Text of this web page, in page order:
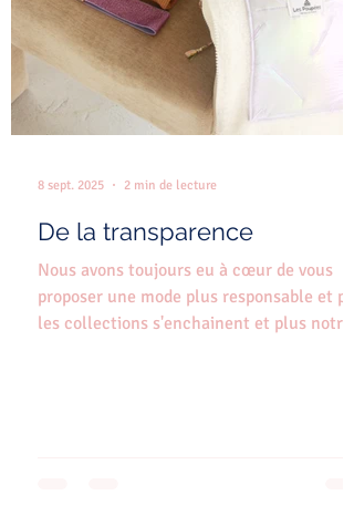
De la transparence
Nous avons toujours eu à cœur de vous
proposer une mode plus responsable et
les collections s'enchainent et plus notre
8 sept. 2025 2 min de lecture